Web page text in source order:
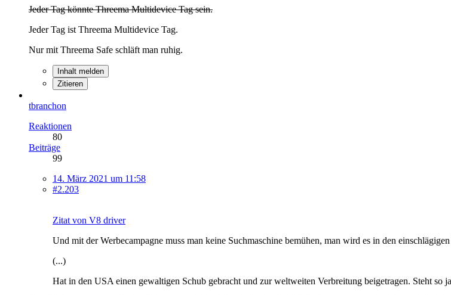
Jeder Tag könnte Threema Multidevice Tag sein.
Jeder Tag ist Threema Multidevice Tag.
Nur mit Threema Safe schläft man ruhig.
Inhalt melden
Zitieren
tbranchon
Reaktionen
80
Beiträge
99
14. März 2021 um 11:58
#2.203
Zitat von V8 driver
Und mit der Werbecampagne muss man keine Suchmaschine bemühen, man wird es in den
(...)
Hat in den USA einen gewaltigen Schub gebracht und zur weltweiten Verbreitung beigetragen. Steht so